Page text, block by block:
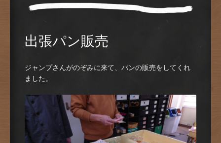
出張パン販売
ジャンプさんがのぞみに来て、パンの販売をしてくれ
ました。